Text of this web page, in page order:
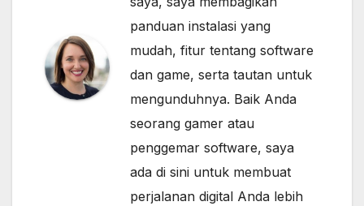
panduan instalasi yang
mudah, fitur tentang software
dan game, serta tautan untuk
mengunduhnya. Baik Anda
seorang gamer atau
penggemar software, saya
ada di sini untuk membuat
perjalanan digital Anda lebih